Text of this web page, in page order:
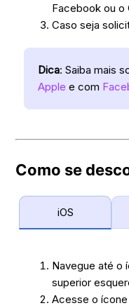
Facebook ou o
Caso seja
Dica: Saiba mais
Apple e com
Como se
iOS
Navegue até o
superior
Acesse o